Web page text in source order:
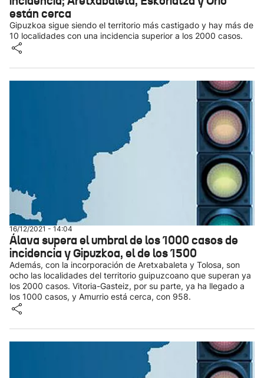
están cerca
Gipuzkoa sigue siendo el territorio más castigado y hay más de
10 localidades con una incidencia superior a los 2000 casos.
16/12/2021 - 14:04
Álava supera el umbral de los 1000 casos de
incidencia y Gipuzkoa, el de los 1500
Además, con la incorporación de Aretxabaleta y Tolosa, son
ocho las localidades del territorio guipuzcoano que superan ya
los 2000 casos. Vitoria-Gasteiz, por su parte, ya ha llegado a
los 1000 casos, y Amurrio está cerca, con 958.